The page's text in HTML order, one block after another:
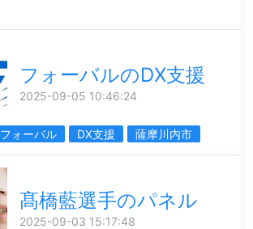
フォーバルのDX支援
2025-09-05 10:46:24
フォーバル DX支援 薩摩川内市
髙橋藍選手のパネル
2025-09-03 15:17:48